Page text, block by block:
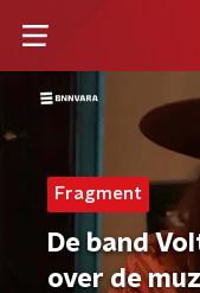
Fragment
De band
over de